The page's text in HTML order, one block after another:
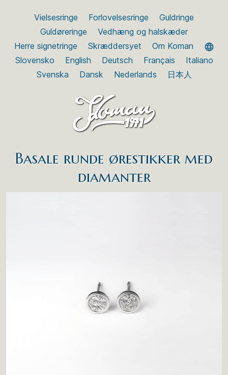
Vielsesringe Forlovelsesringe
Guldringe
Guldøreringe
Vedhæng og halskæder
Herre signetringe
Skræddersyet
Om Koman
Slovensko
English Deutsch Français
Italiano
Svenska
Dansk Nederlands 日本人
Basale runde ørestikker med
diamanter